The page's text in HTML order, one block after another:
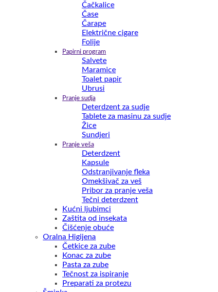
Čačkalice
Čase
Čarape
Električne cigare
Folije
Papirni program
Salvete
Maramice
Toalet papir
Ubrusi
Pranje sudja
Deterdzent za sudje
Tablete za masinu za sudje
Žice
Sundjeri
Pranje veša
Deterdzent
Kapsule
Odstranjivanje fleka
Omekšivač za veš
Pribor za pranje veša
Tečni deterdzent
Kućni ljubimci
Zaštita od insekata
Čišćenje obuće
Oralna Higijena
Četkice za zube
Konac za zube
Pasta za zube
Tečnost za ispiranje
Preparati za protezu